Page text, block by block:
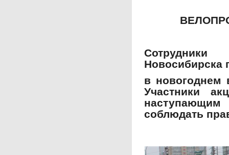
Новосибирска
в новогоднем
Участники
соблюдать